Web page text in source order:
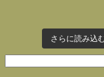
さらに読み込